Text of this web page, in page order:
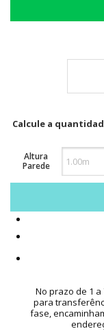
Calcule a
Altura
Parede
No prazo de 1
para
fase,